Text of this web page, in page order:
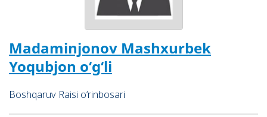
oila tadbirkor” dasturi doirasida amalga oshiriladigan
ishlarni muvofiqlashtiradi.
Madaminjonov Mashxurbek
Yoqubjon o‘g‘li
Boshqaruv Raisi o‘rinbosari